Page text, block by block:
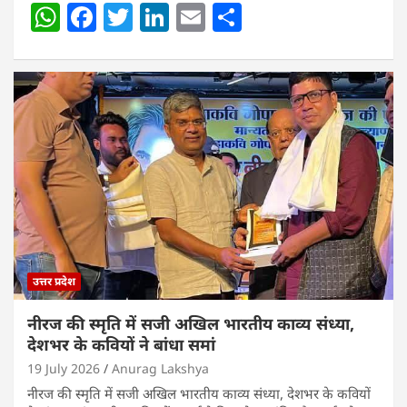
W
at
s
A
p
p
F
c
e
b
o
o
k
T
itt
er
Li
k
e
dI
n
E
ai
l
ar
e
उत्तर प्रदेश
नीरज की स्मृति में सजी अखिल भारतीय काव्य संध्या,
देशभर के कवियों ने बांधा समां
19 July 2026 Anurag Lakshya
नीरज की स्मृति में सजी अखिल भारतीय काव्य संध्या, देशभर के कवियों